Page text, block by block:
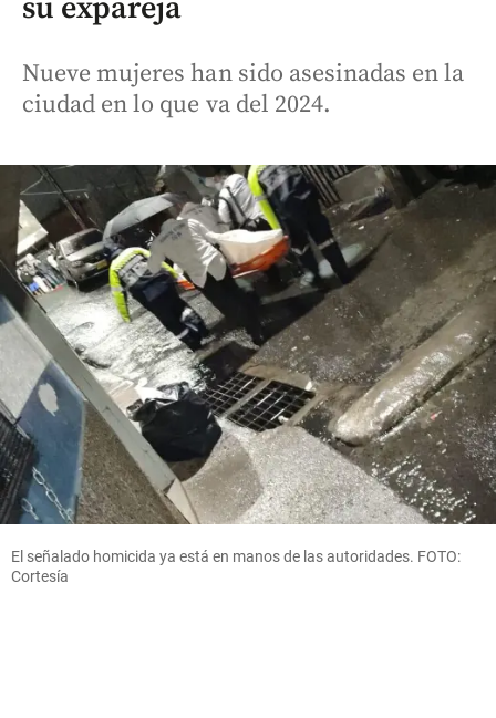
su expareja
Nueve mujeres han sido asesinadas en la
ciudad en lo que va del 2024.
El señalado homicida ya está en manos de las autoridades. FOTO:
Cortesía